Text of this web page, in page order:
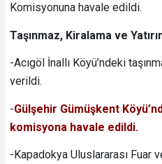
Komisyonuna havale edildi.
Taşınmaz, Kiralama ve
-Acıgöl İnallı Köyü’ndeki
verildi.
-Gülşehir Gümüşkent
komisyona havale edildi.
-Kapadokya Uluslararası Fuar